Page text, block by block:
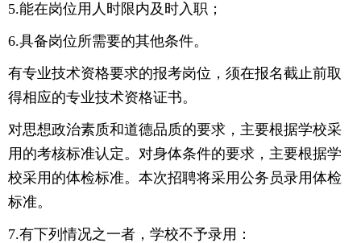
5.能在岗位用人时限内及时入职；
6.具备岗位所需要的其他条件。
有专业技术资格要求的报考岗位，须在报名截止前取
得相应的专业技术资格证书。
对思想政治素质和道德品质的要求，主要根据学校采
用的考核标准认定。对身体条件的要求，主要根据学
校采用的体检标准。本次招聘将采用公务员录用体检
标准。
7.有下列情况之一者，学校不予录用：